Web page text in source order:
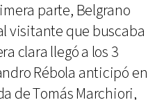
parte, Belgrano
visitante que buscaba
clara llegó a los 3
Rébola anticipó en
de Tomás Marchiori,